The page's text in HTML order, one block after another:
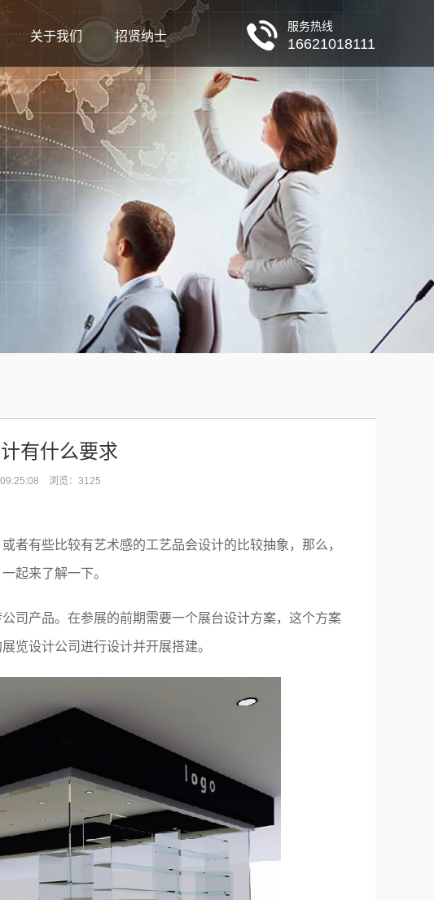
关于我们 招贤纳士
服务热线
16621018111
有什么要求
浏览：3125
者有些比较有艺术感的工艺品会设计的比较抽象，那么，
起来了解一下。
产品。在参展的前期需要一个展台设计方案，这个方案
览设计公司进行设计并开展搭建。